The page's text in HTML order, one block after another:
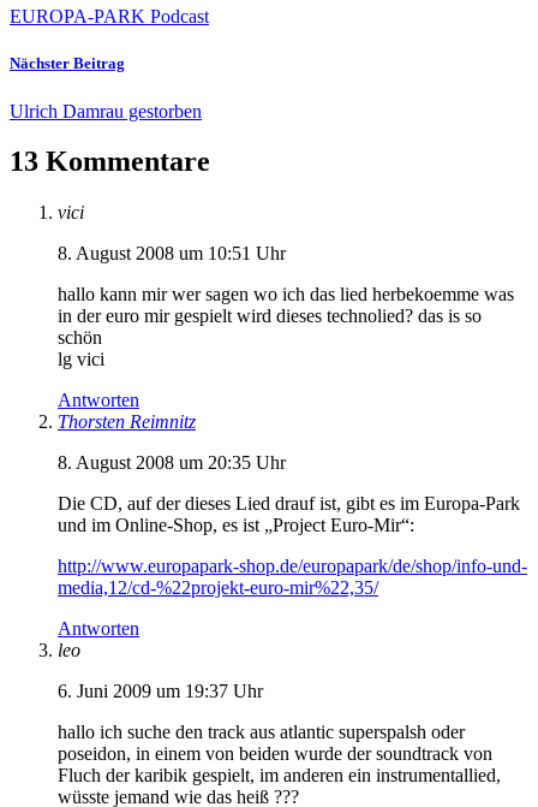
EUROPA-PARK Podcast
Nächster Beitrag
Ulrich Damrau gestorben
13 Kommentare
vici
8. August 2008 um 10:51 Uhr
hallo kann mir wer sagen wo ich das lied herbekoemme was
in der euro mir gespielt wird dieses technolied? das is so
schön
lg vici
Antworten
Thorsten Reimnitz
8. August 2008 um 20:35 Uhr
Die CD, auf der dieses Lied drauf ist, gibt es im Europa-Park
und im Online-Shop, es ist „Project Euro-Mir“:
http://www.europapark-shop.de/europapark/de/shop/info-und-
media,12/cd-%22projekt-euro-mir%22,35/
Antworten
leo
6. Juni 2009 um 19:37 Uhr
hallo ich suche den track aus atlantic superspalsh oder
poseidon, in einem von beiden wurde der soundtrack von
Fluch der karibik gespielt, im anderen ein instrumentallied,
wüsste jemand wie das heiß ???